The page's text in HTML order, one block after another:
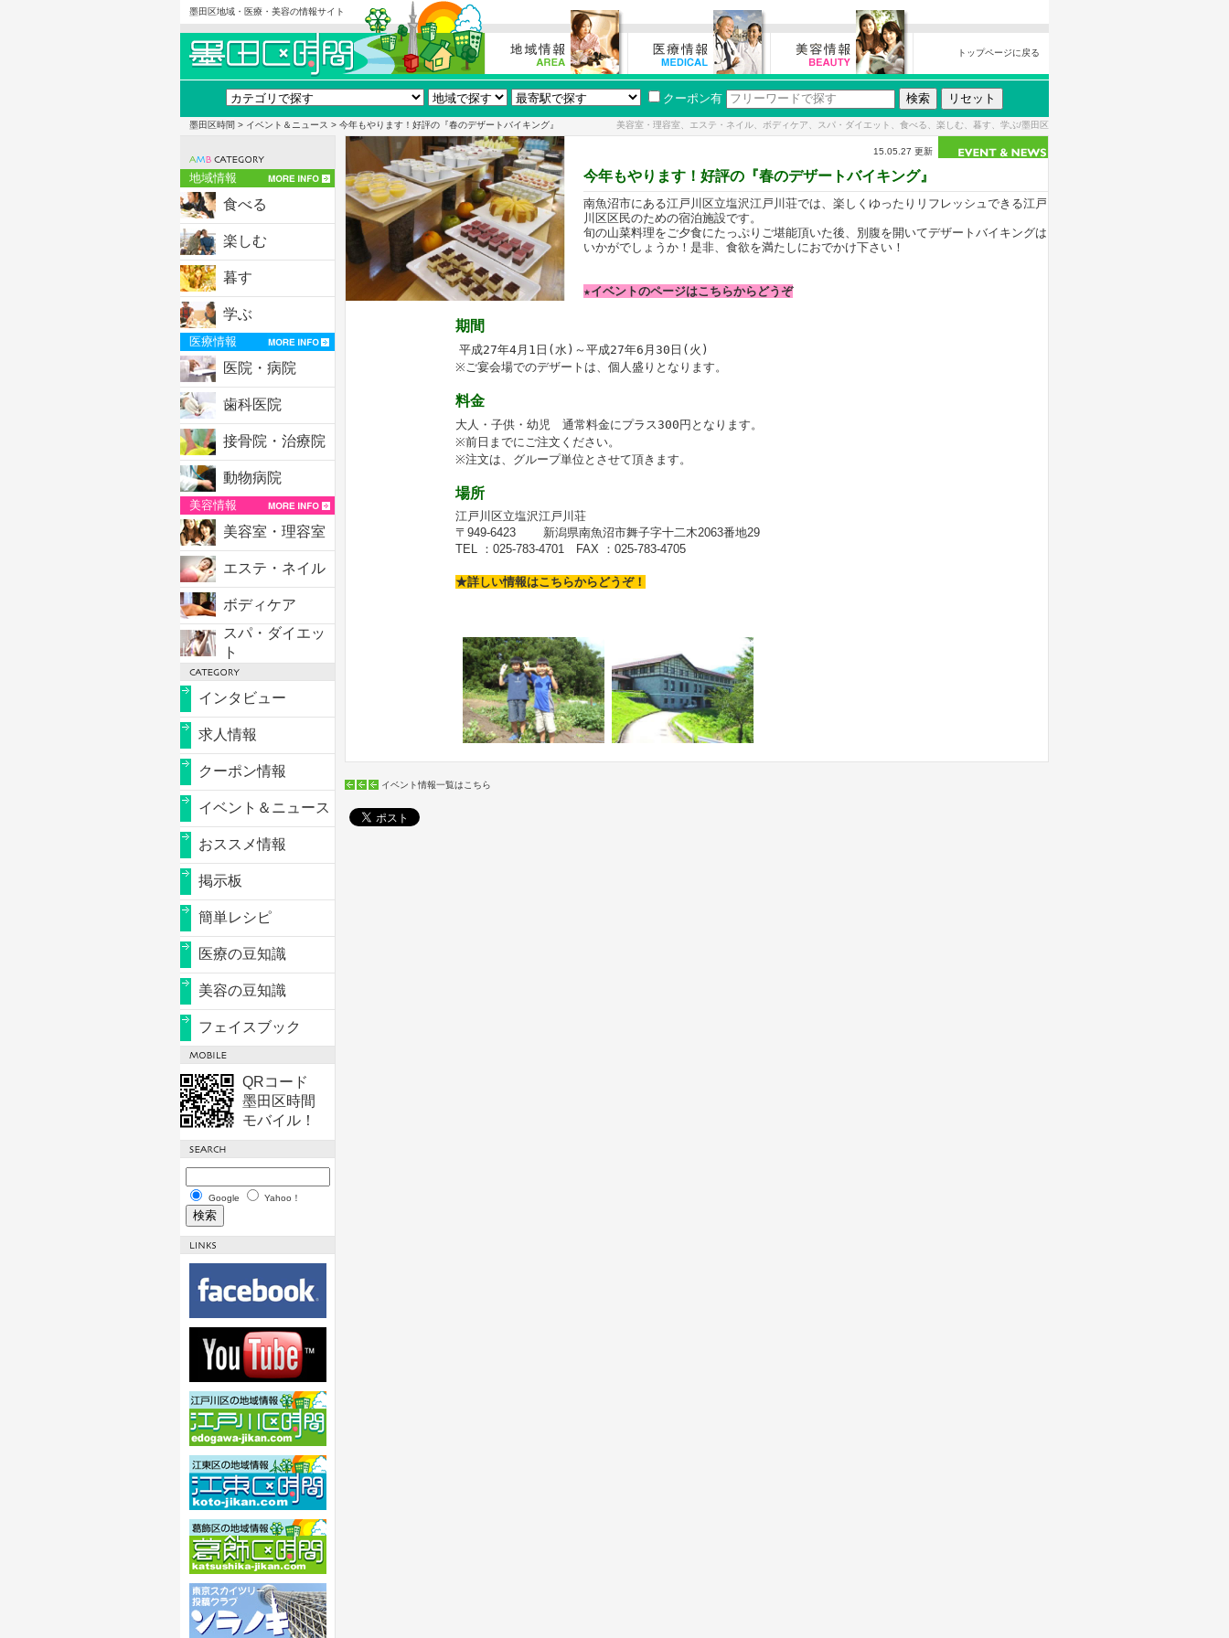
墨田区地域・医療・美容の情報サイト
トップページに戻る
クーポン有
墨田区時間 > イベント＆ニュース > 今年もやります！好評の『春のデザートバイキング』 美容室・理容室、エステ・ネイル、ボディケア、スパ・ダイエット、食べる、楽しむ、暮す、学ぶ/墨田区
地域情報
食べる
楽しむ
暮す
学ぶ
医療情報
医院・病院
歯科医院
接骨院・治療院
動物病院
美容情報
美容室・理容室
エステ・ネイル
ボディケア
スパ・ダイエッ
ト
インタビュー
求人情報
クーポン情報
イベント＆ニュース
おススメ情報
掲示板
簡単レシピ
医療の豆知識
美容の豆知識
フェイスブック
QRコード
墨田区時間
モバイル！
Google Yahoo！
15.05.27 更新
今年もやります！好評の『春のデザートバイキング』
南魚沼市にある江戸川区立塩沢江戸川荘では、楽しくゆったりリフレッシュできる江戸
川区区民のための宿泊施設です。
旬の山菜料理をご夕食にたっぷりご堪能頂いた後、別腹を開いてデザートバイキングは
いかがでしょうか！是非、食欲を満たしにおでかけ下さい！
★イベントのページはこちらからどうぞ
期間
平成27年4月1日(水)～平成27年6月30日(火)
※ご宴会場でのデザートは、個人盛りとなります。
料金
大人・子供・幼児 通常料金にプラス300円となります。
※前日までにご注文ください。
※注文は、グループ単位とさせて頂きます。
場所
江戸川区立塩沢江戸川荘
〒949-6423
新潟県南魚沼市舞子字十二木2063番地29
TEL ：025-783-4701 FAX ：025-783-4705
★詳しい情報はこちらからどうぞ！
イベント情報一覧はこちら